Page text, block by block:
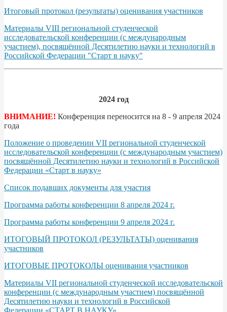
Итоговый протокол (результаты) оценивания участников
Материалы VIII региональной студенческой
исследовательской конференции (с международным
участием), посвящённой Десятилетию науки и технологий в
Российской Федерации "Старт в науку"
2024 год
ВНИМАНИЕ! Конференция переносится на 8 - 9 апреля 2024
года
Положение о проведении VII региональной студенческой
исследовательской конференции (с международным участием)
посвящённой Десятилетию науки и технологий в Российской
Федерации «Старт в науку»
Список подавших документы для участия
Программа работы конференции 8 апреля 2024 г.
Программа работы конференции 9 апреля 2024 г.
ИТОГОВЫЙ ПРОТОКОЛ (РЕЗУЛЬТАТЫ) оценивания
участников
ИТОГОВЫЕ ПРОТОКОЛЫ оценивания участников
Материалы VII региональной студенческой исследовательской
конференции (с международным участием) посвящённой
Десятилетию науки и технологий в Российской
Федерации «СТАРТ В НАУКУ»